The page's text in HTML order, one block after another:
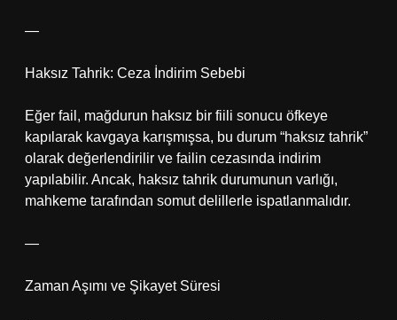
—
Haksız Tahrik: Ceza İndirim Sebebi
Eğer fail, mağdurun haksız bir fiili sonucu öfkeye
kapılarak kavgaya karışmışsa, bu durum “haksız tahrik”
olarak değerlendirilir ve failin cezasında indirim
yapılabilir. Ancak, haksız tahrik durumunun varlığı,
mahkeme tarafından somut delillerle ispatlanmalıdır.
—
Zaman Aşımı ve Şikayet Süresi